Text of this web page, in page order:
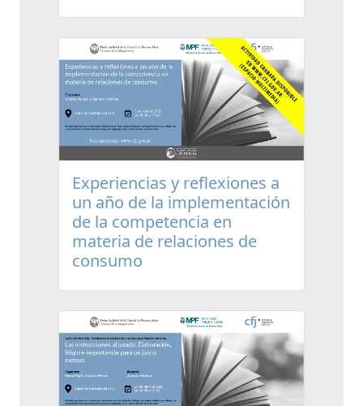
Experiencias y reflexiones a
un año de la implementación
de la competencia en
materia de relaciones de
consumo